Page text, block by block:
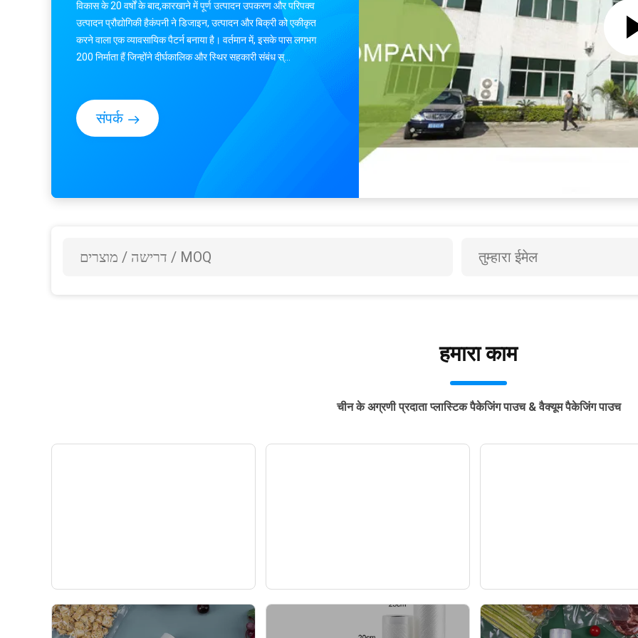
विकास के 20 वर्षों के बाद,कारखाने में पूर्ण उत्पादन उपकरण और परिपक्व
उत्पादन प्रौद्योगिकी हैकंपनी ने डिजाइन, उत्पादन और बिक्री को एकीकृत
करने वाला एक व्यावसायिक पैटर्न बनाया है। वर्तमान में, इसके पास लगभग
200 निर्माता हैं जिन्होंने दीर्घकालिक और स्थिर सहकारी संबंध स्...
संपर्क
हमारा काम
चीन के अग्रणी प्रदाता प्लास्टिक पैकेजिंग पाउच & वैक्यूम पैकेजिंग पाउच